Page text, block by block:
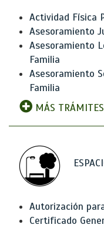
Actividad Física
Asesoramiento
Asesoramiento
Familia
Asesoramiento
Familia
MÁS TRÁMITES
Autorización
Certificado